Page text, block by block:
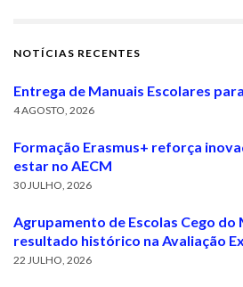
NOTÍCIAS RECENTES
Entrega de Manuais Escolares
4 AGOSTO, 2026
Formação Erasmus+ reforça
estar no AECM
30 JULHO, 2026
Agrupamento de Escolas Cego do
resultado histórico na Avaliação
22 JULHO, 2026